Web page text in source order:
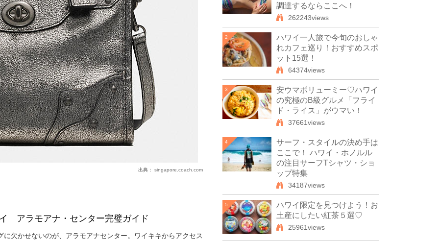
出典： singapore.coach.com
アラモアナ・センター完璧ガイド
に欠かせないのが、アラモアナセンター。ワイキキからアクセス
調達するならここへ！
262243views
2
ハワイ一人旅で今旬のおしゃ
れカフェ巡り！おすすめスポ
ット15選！
64374views
3
安ウマボリューミー♡ハワイ
の究極のB級グルメ「フライ
ド・ライス」がウマい！
37661views
4
サーフ・スタイルの決め手は
ここで！ ハワイ・ホノルル
の注目サーフTシャツ・ショ
ップ特集
34187views
5
ハワイ限定を見つけよう！お
土産にしたい紅茶５選♡
25961views